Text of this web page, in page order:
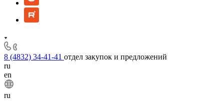
8 (4832) 34-41-41 отдел закупок и предложений
ru
en
ru